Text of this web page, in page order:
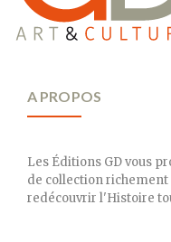
A PROPOS
Les Éditions GD vous
de collection
redécouvrir l'Histoire